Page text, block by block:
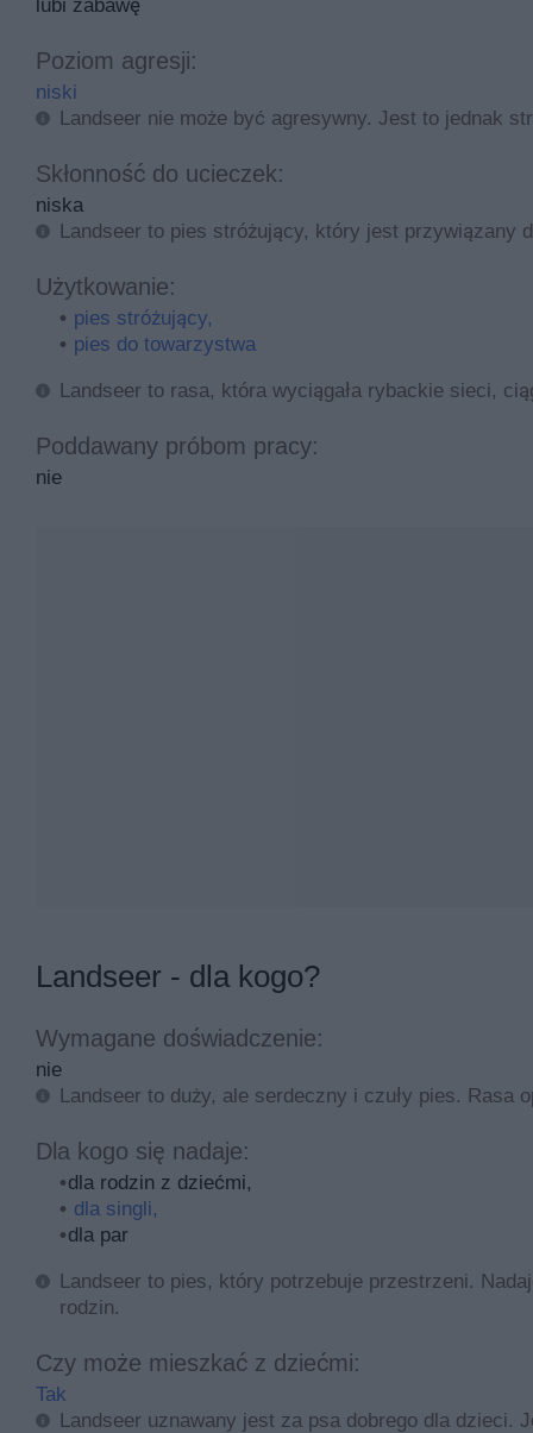
lubi zabawę
Poziom agresji:
niski
Landseer nie może być agresywny. Jest to jednak
Skłonność do ucieczek:
niska
Landseer to pies stróżujący, który jest przywiązany
Użytkowanie:
pies stróżujący,
pies do towarzystwa
Landseer to rasa, która wyciągała rybackie sieci,
Poddawany próbom pracy:
nie
Landseer - dla kogo?
Wymagane doświadczenie:
nie
Landseer to duży, ale serdeczny i czuły pies. Rasa
Dla kogo się nadaje:
dla rodzin z dziećmi,
dla singli,
dla par
Landseer to pies, który potrzebuje przestrzeni.
rodzin.
Czy może mieszkać z dziećmi:
Tak
Landseer uznawany jest za psa dobrego dla dzieci.